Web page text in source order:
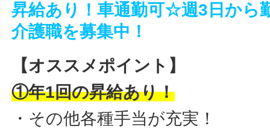
昇給あり！車通勤可☆週3日か
介護職を募集中！
【オススメポイント】
①年1回の昇給あり！
・その他各種手当が充実！